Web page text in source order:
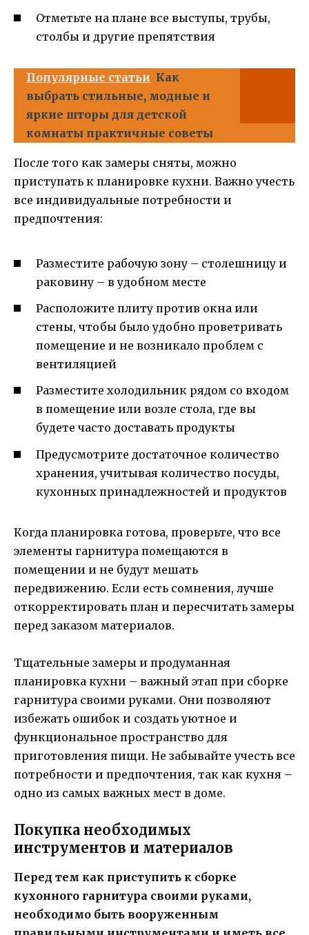
Отметьте на плане все выступы, трубы,
столбы и другие препятствия
Популярные статьи Как
выбрать стильные, модные и
яркие шторы для детской
комнаты практичные советы
После того как замеры сняты, можно
приступать к планировке кухни. Важно учесть
все индивидуальные потребности и
предпочтения:
Разместите рабочую зону – столешницу и
раковину – в удобном месте
Расположите плиту против окна или
стены, чтобы было удобно проветривать
помещение и не возникало проблем с
вентиляцией
Разместите холодильник рядом со входом
в помещение или возле стола, где вы
будете часто доставать продукты
Предусмотрите достаточное количество
хранения, учитывая количество посуды,
кухонных принадлежностей и продуктов
Когда планировка готова, проверьте, что все
элементы гарнитура помещаются в
помещении и не будут мешать
передвижению. Если есть сомнения, лучше
откорректировать план и пересчитать замеры
перед заказом материалов.
Тщательные замеры и продуманная
планировка кухни – важный этап при сборке
гарнитура своими руками. Они позволяют
избежать ошибок и создать уютное и
функциональное пространство для
приготовления пищи. Не забывайте учесть все
потребности и предпочтения, так как кухня –
одно из самых важных мест в доме.
Покупка необходимых
инструментов и материалов
Перед тем как приступить к сборке
кухонного гарнитура своими руками,
необходимо быть вооруженным